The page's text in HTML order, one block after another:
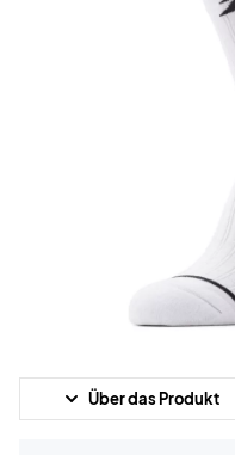
Über das Produkt